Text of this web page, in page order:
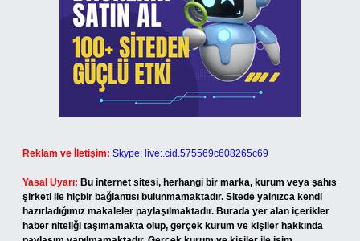
Reklam ve İletişim: Skype: live:.cid.575569c608265c69
Yasal Uyarı: Bu internet sitesi, herhangi bir marka, kurum veya şahıs
şirketi ile hiçbir bağlantısı bulunmamaktadır. Sitede yalnızca kendi
hazırladığımız makaleler paylaşılmaktadır. Burada yer alan içerikler
haber niteliği taşımamakta olup, gerçek kurum ve kişiler hakkında